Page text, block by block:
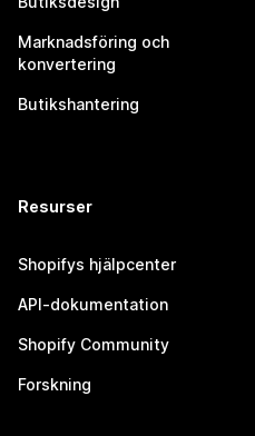
Marknadsföring och
konvertering
Butikshantering
Resurser
Shopifys hjälpcenter
API-dokumentation
Shopify Community
Forskning